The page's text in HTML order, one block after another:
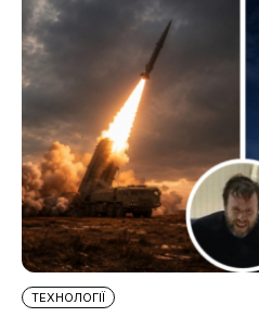
ТЕХНОЛОГІЇ